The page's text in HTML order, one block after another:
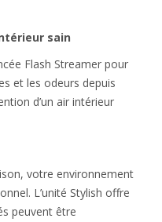
sain
Flash Streamer pour
et les odeurs depuis
d’un air intérieur
votre environnement
L’unité Stylish offre
peuvent être